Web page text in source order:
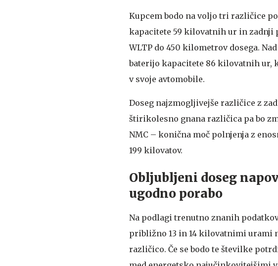
Kupcem bodo na voljo tri različice
kapacitete 59 kilovatnih ur in zadnji
WLTP do 450 kilometrov dosega.
baterijo kapacitete 86 kilovatnih ur,
v svoje avtomobile.
Doseg najzmogljivejše različice z
štirikolesno gnana različica pa bo
NMC – konična moč polnjenja z
199 kilovatov.
Obljubljeni doseg
ugodno porabo
Na podlagi trenutno znanih
približno 13 in 14 kilovatnimi urami
različico. Če se bodo te številke